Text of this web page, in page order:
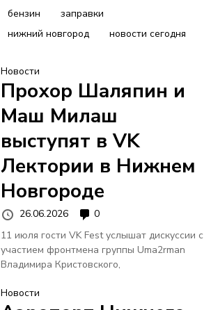
бензин
заправки
нижний новгород
новости сегодня
Новости
Прохор Шаляпин и
Маш Милаш
выступят в VK
Лектории в Нижнем
Новгороде
26.06.2026
0
11 июля гости VK Fest услышат дискуссии с
участием фронтмена группы Uma2rman
Владимира Кристовского,
Новости